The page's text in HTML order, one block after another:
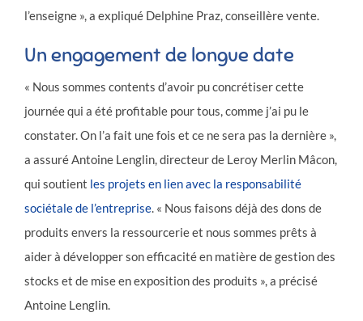
l’enseigne », a expliqué Delphine Praz, conseillère vente.
Un engagement de longue date
« Nous sommes contents d’avoir pu concrétiser cette
journée qui a été profitable pour tous, comme j’ai pu le
constater. On l’a fait une fois et ce ne sera pas la dernière »,
a assuré Antoine Lenglin, directeur de Leroy Merlin Mâcon,
qui soutient les projets en lien avec la responsabilité
sociétale de l’entreprise . « Nous faisons déjà des dons de
produits envers la ressourcerie et nous sommes prêts à
aider à développer son efficacité en matière de gestion des
stocks et de mise en exposition des produits », a précisé
Antoine Lenglin.